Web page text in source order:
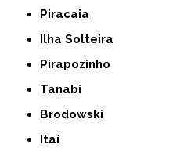
Piracaia
Ilha Solteira
Pirapozinho
Tanabi
Brodowski
Itaí